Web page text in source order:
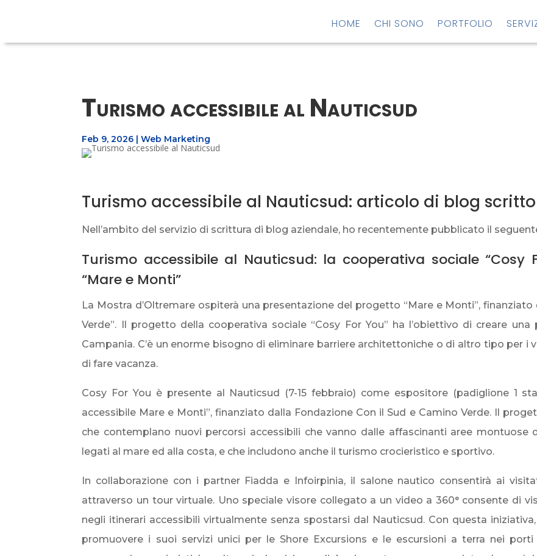
HOME CHI SONO PORTFOLIO
Turismo accessibile al Nauticsud
Feb 9, 2026 |Web Marketing
Turismo accessibile al Nauticsud: articolo di blog
Nell’ambito del servizio di scrittura di blog aziendale, ho recentemente pubblicato il
Turismo accessibile al Nauticsud: la cooperativa sociale “Cosy
“Mare e Monti”
La Mostra d’Oltremare ospiterà una presentazione del progetto “Mare e Monti”, finanziato
Verde”. Il progetto della cooperativa sociale “Cosy For You” ha l’obiettivo di creare
Campania. C’è un enorme bisogno di eliminare barriere architettoniche o di altro tipo per
di fare vacanza.
Cosy For You è presente al Nauticsud (7-15 febbraio) come espositore (padiglione 1
accessibile Mare e Monti”, finanziato dalla Fondazione Con il Sud e Camino Verde. Il
che contemplano nuovi percorsi accessibili che vanno dalle affascinanti aree montuose
legati al mare ed alla costa, e che includono anche il turismo crocieristico e sportivo.
In collaborazione con i partner Fiadda e Infoirpinia, il salone nautico consentirà ai
attraverso un tour virtuale. Uno speciale visore collegato a un video a 360° consente di
negli itinerari accessibili virtualmente senza spostarsi dal Nauticsud. Con questa
promuovere i suoi servizi unici per le Shore Excursions e le escursioni a terra nei